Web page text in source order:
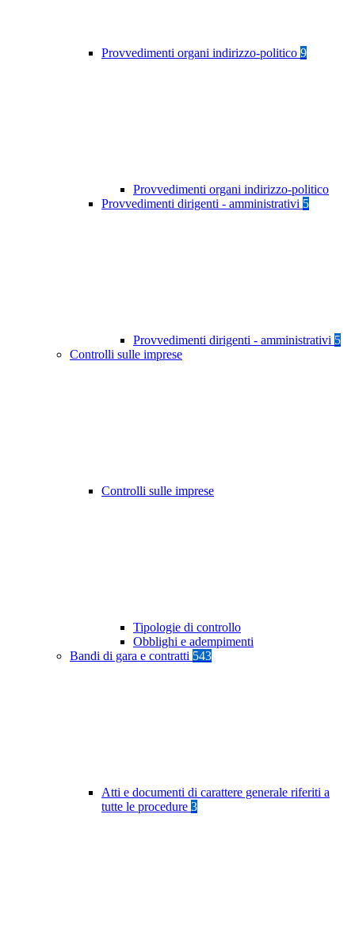
Provvedimenti organi indirizzo-politico 9
Provvedimenti organi indirizzo-politico
Provvedimenti dirigenti - amministrativi 5
Provvedimenti dirigenti - amministrativi 5
Controlli sulle imprese
Controlli sulle imprese
Tipologie di controllo
Obblighi e adempimenti
Bandi di gara e contratti 543
Atti e documenti di carattere generale riferiti a
tutte le procedure 3